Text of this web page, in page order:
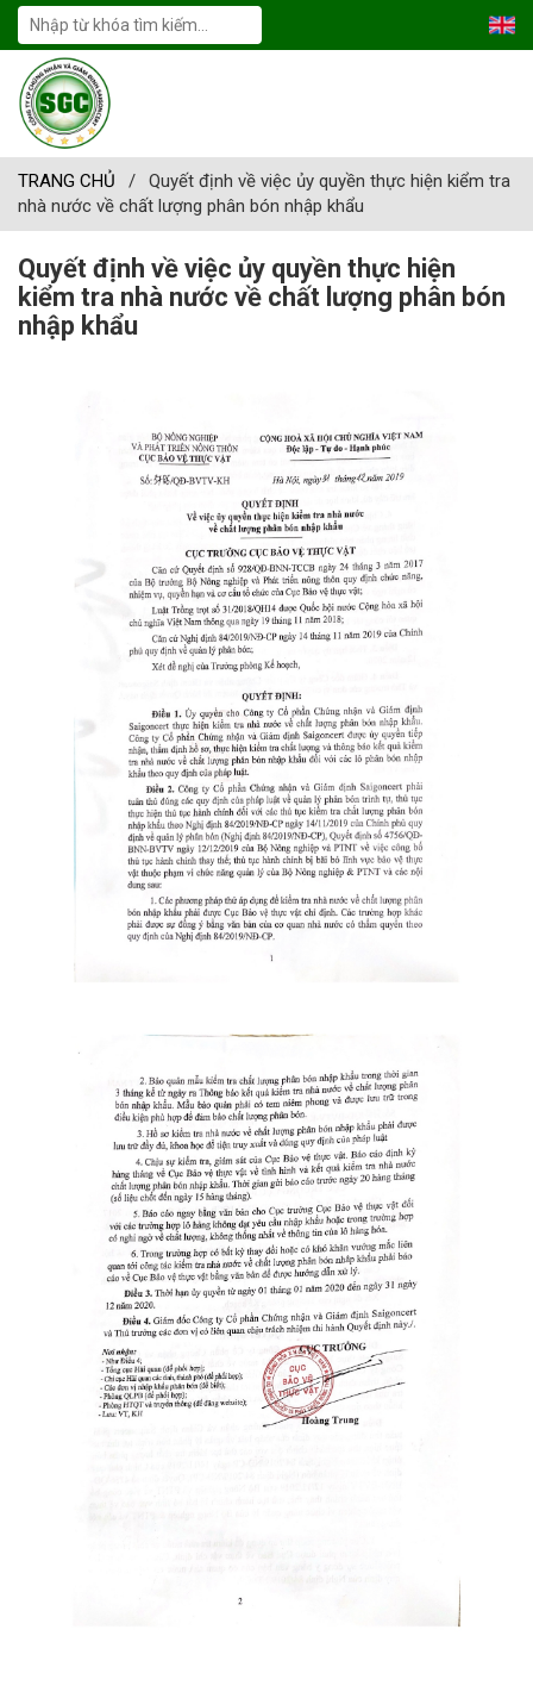
TRANG CHỦ /
Quyết định về việc ủy quyền thực hiện kiểm tra
nhà nước về chất lượng phân bón nhập khẩu
Quyết định về việc ủy quyền thực hiện
kiểm tra nhà nước về chất lượng phân bón
nhập khẩu